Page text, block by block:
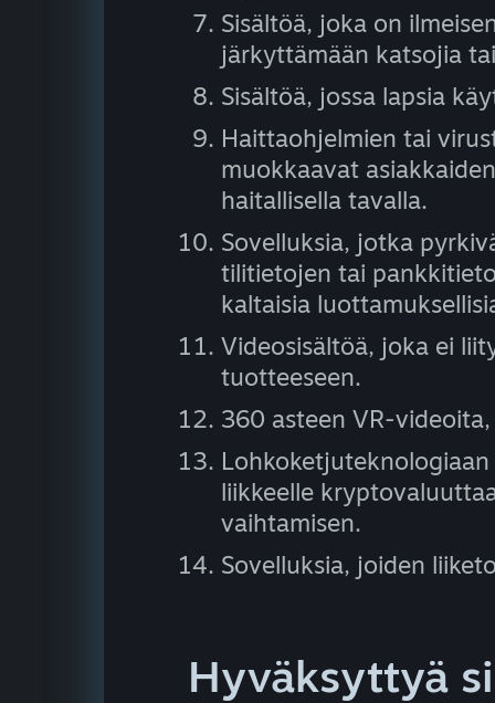
Sisältöä, joka on
järkyttämään katsojia
Sisältöä, jossa lapsia
Haittaohjelmien tai
muokkaavat
haitallisella tavalla.
Sovelluksia, jotka
tilitietojen tai
kaltaisia
Videosisältöä, joka ei
tuotteeseen.
360 asteen VR-
liikkeelle
vaihtamisen.
Sovelluksia, joiden
Hyväksyttyä